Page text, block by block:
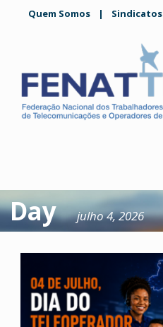
Quem Somos | Sindicatos
Day julho 4, 2026